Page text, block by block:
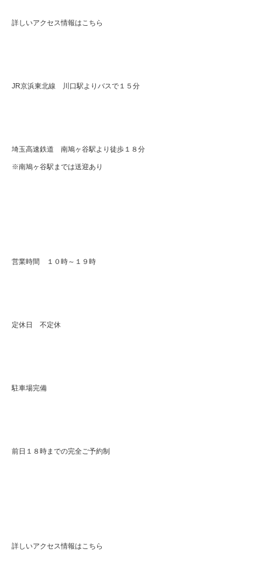
詳しいアクセス情報はこちら
JR京浜東北線 川口駅よりバスで１５分
埼玉高速鉄道 南鳩ヶ谷駅より徒歩１８分
※南鳩ヶ谷駅までは送迎あり
営業時間 １０時～１９時
定休日 不定休
駐車場完備
前日１８時までの完全ご予約制
詳しいアクセス情報はこちら